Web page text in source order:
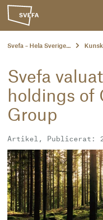
Svefa – Hela Sverige...
Svefa
holdings of
Group
Artikel, Publicerat: